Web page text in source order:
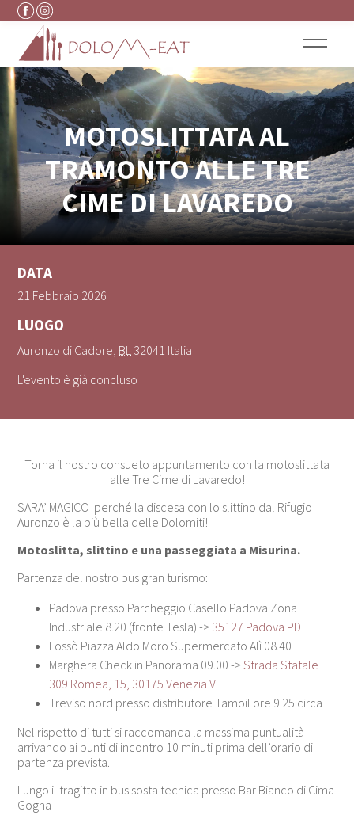
Vai al contenuto
MOTOSLITTATA AL
TRAMONTO ALLE TRE
CIME DI LAVAREDO
DATA
21 Febbraio 2026
LUOGO
Auronzo di Cadore BL 32041 Italia
L'evento è già concluso
Torna il nostro consueto appuntamento con la motoslittata
alle Tre Cime di Lavaredo!
SARA’ MAGICO perché la discesa con lo slittino dal Rifugio
Auronzo è la più bella delle Dolomiti!
Motoslitta, slittino e una passeggiata a Misurina.
Partenza del nostro bus gran turismo:
Padova presso Parcheggio Casello Padova Zona
Industriale 8.20 (fronte Tesla) -> 35127 Padova PD
Fossò Piazza Aldo Moro Supermercato Alì 08.40
Marghera Check in Panorama 09.00 ->Strada Statale
309 Romea, 15, 30175 Venezia VE
Treviso nord presso distributore Tamoil ore 9.25 circa
Nel rispetto di tutti si raccomanda la massima puntualità
arrivando ai punti di incontro 10 minuti prima dell’orario di
partenza prevista.
Lungo il tragitto in bus sosta tecnica presso Bar Bianco di Cima
Gogna